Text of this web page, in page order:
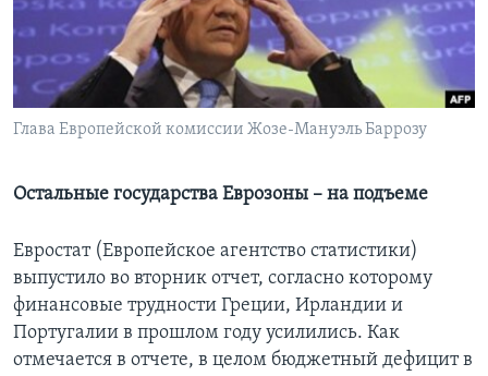
Learning English
СОЦИАЛЬНЫЕ СЕТИ
Языки
Глава Европейской комиссии Жозе-Мануэль Баррозу
Остальные государства Еврозоны – на подъеме
Евростат (Европейское агентство статистики)
выпустило во вторник отчет, согласно которому
финансовые трудности Греции, Ирландии и
Португалии в прошлом году усилились. Как
отмечается в отчете, в целом бюджетный дефицит в